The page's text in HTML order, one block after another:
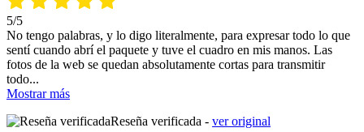
5/5
No tengo palabras, y lo digo literalmente, para expresar todo lo que
sentí cuando abrí el paquete y tuve el cuadro en mis manos. Las
fotos de la web se quedan absolutamente cortas para transmitir
todo...
Mostrar más
Reseña verificada - ver original